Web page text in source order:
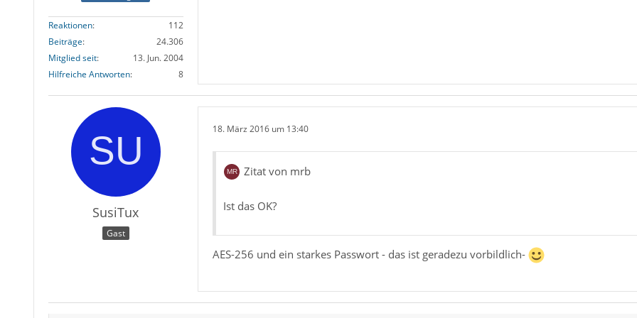
Reaktionen
112
Beiträge
24.306
Mitglied seit
13. Jun. 2004
Hilfreiche Antworten
8
SusiTux
Gast
18. März 2016 um 13:40
Zitat von mrb
Ist das OK?
AES-256 und ein starkes Passwort - das ist geradezu vorbildlich-